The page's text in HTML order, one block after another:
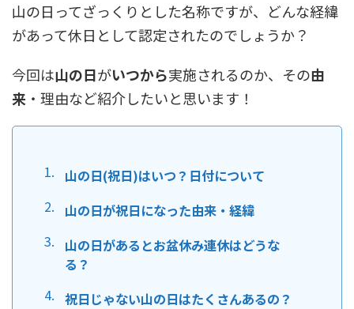
山の日ってざっくりとした名称ですが、どんな経緯
があって休日として認定されたのでしょうか？
今回は山の日がいつから実施されるのか、その由
来 ・理由など紹介したいと思います！
山の日(祝日)はいつ？日付について
山の日が祝日になった由来・経緯
山の日があるとお盆休み連休はどうな
る？
祝日じゃない山の日はたくさんあるの？